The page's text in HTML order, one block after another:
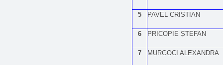
5 PAVEL CRISTIAN
6 PRICOPIE ȘTEFAN
7 MURGOCI ALEXANDRA